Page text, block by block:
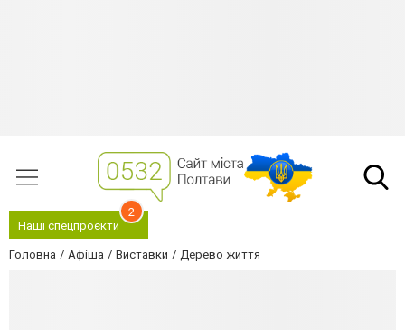
Наші спецпроєкти
2
Головна Афіша Виставки Дерево життя